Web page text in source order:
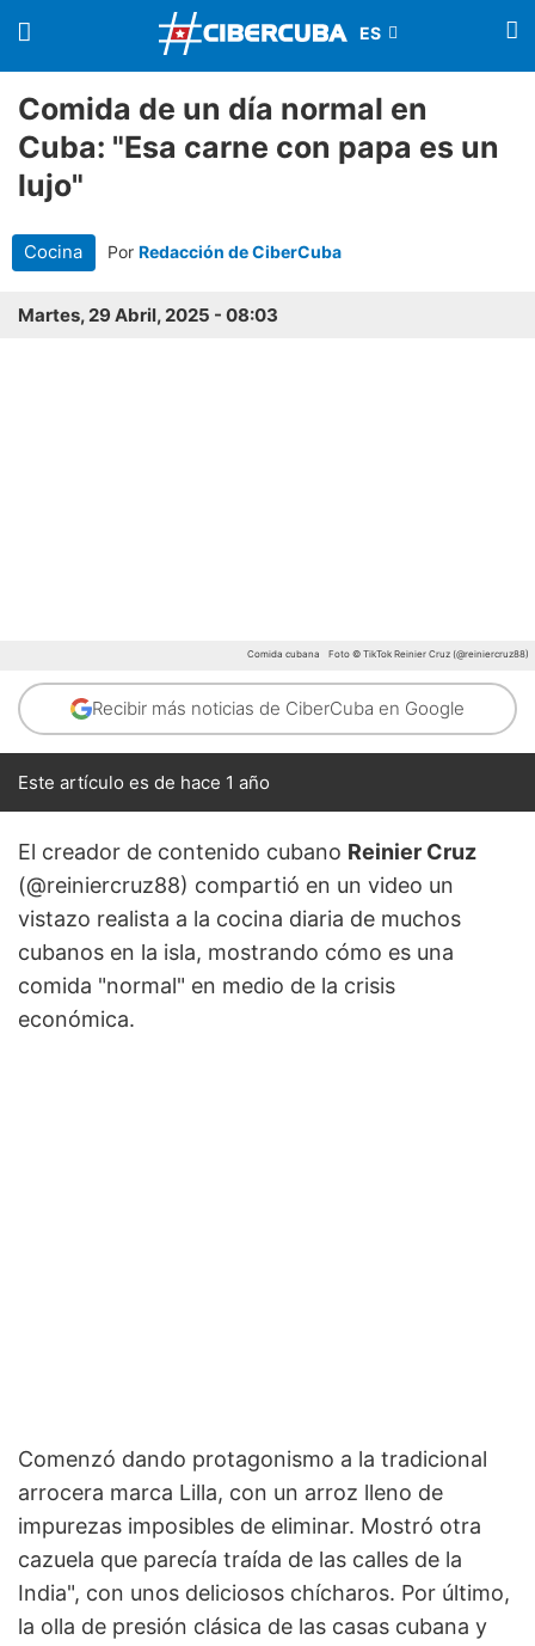
Comida de un día normal en
Cuba: "Esa carne con papa es un
lujo"
Cocina Por Redacción de CiberCuba
Martes, 29 Abril, 2025 - 08:03
Comida cubana Foto © TikTok Reinier Cruz (@reiniercruz88)
Recibir más noticias de CiberCuba en Google
Este artículo es de hace 1 año
El creador de contenido cubano Reinier Cruz
(@reiniercruz88) compartió en un video un
vistazo realista a la cocina diaria de muchos
cubanos en la isla, mostrando cómo es una
comida "normal" en medio de la crisis
económica.
Comenzó dando protagonismo a la tradicional
arrocera marca Lilla, con un arroz lleno de
impurezas imposibles de eliminar. Mostró otra
cazuela que parecía traída de las calles de la
India", con unos deliciosos chícharos. Por último,
la olla de presión clásica de las casas cubana y